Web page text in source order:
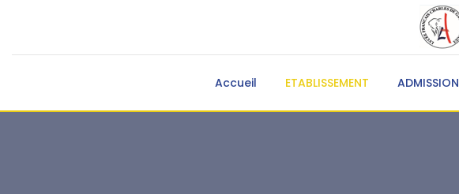
Accueil ETABLISSEMENT ADMISSION